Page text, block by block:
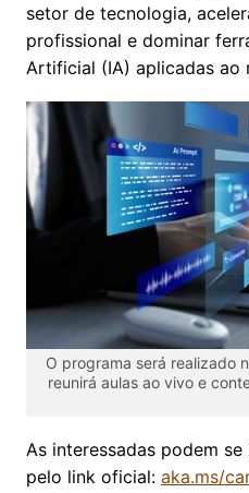
setor de tecnologia,
profissional e dominar
Artificial (IA) aplicadas ao
O programa será realizado
reunirá aulas ao vivo e
​As interessadas podem
pelo link oficial: aka.ms/